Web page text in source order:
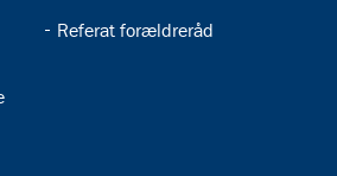
32.23:
Referat forældreråd